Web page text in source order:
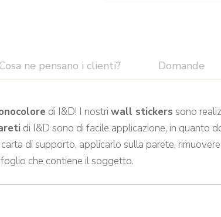
Cosa ne pensano i clienti? Domande
di I&D! I nostri wall stickers sono
di I&D sono di facile applicazione, in quanto
di supporto, applicarlo sulla parete,
che contiene il soggetto.